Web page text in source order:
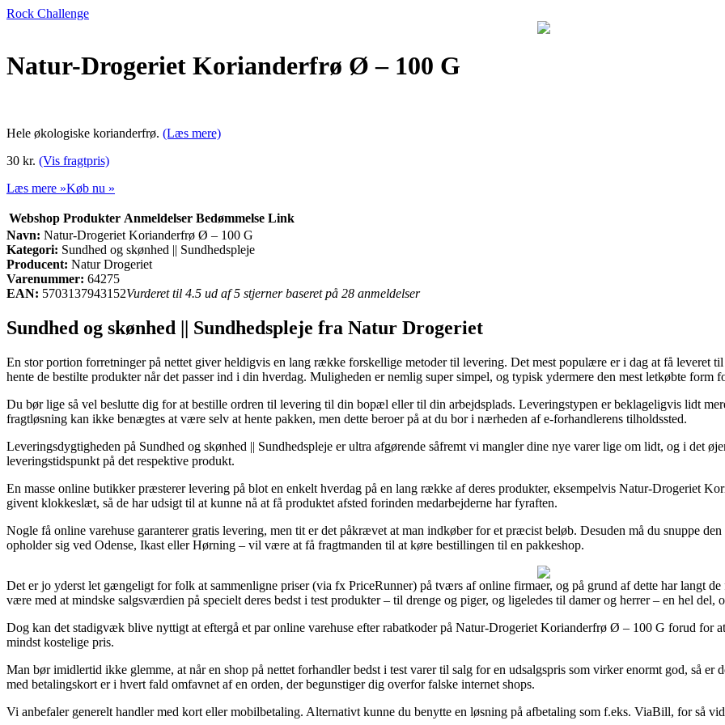
Rock Challenge
Natur-Drogeriet Korianderfrø Ø – 100 G
Hele økologiske korianderfrø. (Læs mere)
30 kr. (Vis fragtpris)
Læs mere »Køb nu »
Webshop Produkter Anmeldelser Bedømmelse Link
Navn: Natur-Drogeriet Korianderfrø Ø – 100 G
Kategori: Sundhed og skønhed || Sundhedspleje
Producent: Natur Drogeriet
Varenummer: 64275
EAN: 5703137943152Vurderet til 4.5 ud af 5 stjerner baseret på 28 anmeldelser
Sundhed og skønhed || Sundhedspleje fra Natur Drogeriet
En stor portion forretninger på nettet giver heldigvis en lang række forskellige metoder til levering. Det mest populære er i dag at få leveret
hente de bestilte produkter når det passer ind i din hverdag. Muligheden er nemlig super simpel, og typisk ydermere den mest letkøbte
Du bør lige så vel beslutte dig for at bestille ordren til levering til din bopæl eller til din arbejdsplads. Leveringstypen er beklageligvis lidt
fragtløsning kan ikke benægtes at være selv at hente pakken, men dette beroer på at du bor i nærheden af e-forhandlerens tilholdssted.
Leveringsdygtigheden på Sundhed og skønhed || Sundhedspleje er ultra afgørende såfremt vi mangler dine nye varer lige om lidt, og i det
leveringstidspunkt på det respektive produkt.
En masse online butikker præsterer levering på blot en enkelt hverdag på en lang række af deres produkter, eksempelvis Natur-Drogeriet
givent klokkeslæt, så de har udsigt til at kunne nå at få produktet afsted forinden medarbejderne har fyraften.
Nogle få online varehuse garanterer gratis levering, men tit er det påkrævet at man indkøber for et præcist beløb. Desuden må du snuppe
opholder sig ved Odense, Ikast eller Hørning – vil være at få fragtmanden til at køre bestillingen til en pakkeshop.
Det er jo yderst let gængeligt for folk at sammenligne priser (via fx PriceRunner) på tværs af online firmaer, og på grund af dette har langt
være med at mindske salgsværdien på specielt deres bedst i test produkter – til drenge og piger, og ligeledes til damer og herrer – en hel del,
Dog kan det stadigvæk blive nyttigt at eftergå et par online varehuse efter rabatkoder på Natur-Drogeriet Korianderfrø Ø – 100 G forud for
mindst kostelige pris.
Man bør imidlertid ikke glemme, at når en shop på nettet forhandler bedst i test varer til salg for en udsalgspris som virker enormt god, så
med betalingskort er i hvert fald omfavnet af en orden, der begunstiger dig overfor falske internet shops.
Vi anbefaler generelt handler med kort eller mobilbetaling. Alternativt kunne du benytte en løsning på afbetaling som f.eks. ViaBill, for så